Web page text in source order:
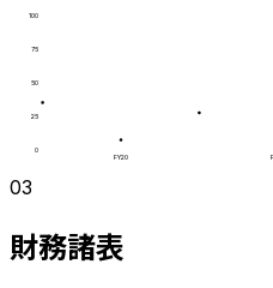
0
25
50
75
100
FY20
03
財務諸表